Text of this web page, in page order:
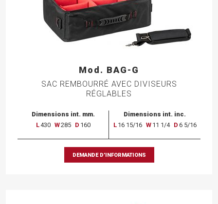
Mod. BAG-G
SAC REMBOURRÉ AVEC DIVISEURS
RÉGLABLES
Dimensions int. mm.
L430 W285 D 160
Dimensions int. inc.
L 16 15/16 W 11 1/4 D 6 5/16
DEMANDE D’INFORMATIONS